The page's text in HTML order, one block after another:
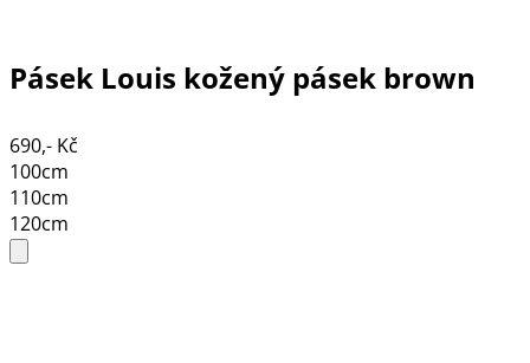
Pásek Louis kožený pásek brown
690,- Kč
100cm
110cm
120cm